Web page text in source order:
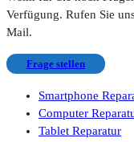
Verfügung. Rufen Sie
Mail.
Frage stellen
Smartphone
Computer
Tablet Reparatur